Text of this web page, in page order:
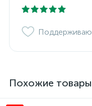
Поддерживаю
Похожие товары